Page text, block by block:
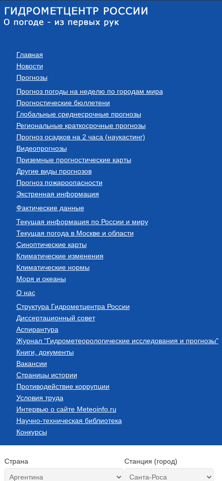
Главная
Новости
Прогнозы
Прогноз погоды на неделю по городам мира
Прогностические бюллетени
Глобальные среднесрочные прогнозы
Региональные краткосрочные прогнозы
Прогноз осадков на 2 часа (наукастинг)
Видеопрогнозы
Приземные прогностические карты
Другие виды прогнозов
Прогноз пожароопасности
Экстренная информация
Фактические данные
Текущая информация по России и миру
Текущая погода в Москве и области
Синоптические карты
Климатические изменения
Климатические нормы
Моря и океаны
О нас
Структура Гидрометцентра России
Диссертационный совет
Аспирантура
Журнал "Гидрометеорологические исследования и прогнозы"
Книги, документы
Вакансии
Страницы истории
Противодействие коррупции
Условия труда
Интервью о сайте Meteoinfo.ru
Научно-техническая библиотека
Конкурсы
Страна Станция (город)